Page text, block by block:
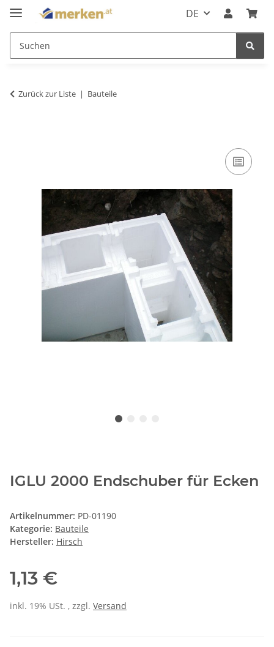
DE
Zurück zur Liste Bauteile
IGLU 2000 Endschuber für Ecken
Artikelnummer: PD-01190
Kategorie: Bauteile
Hersteller: Hirsch
1,13 €
inkl. 19% USt. , zzgl. Versand